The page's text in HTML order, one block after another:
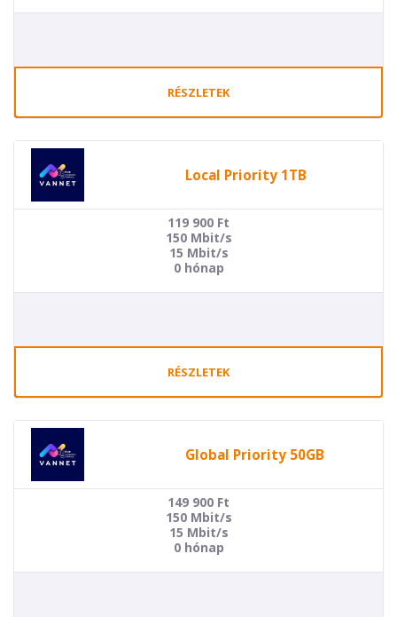
RÉSZLETEK
Local Priority 1TB
119 900 Ft
150 Mbit/s
15 Mbit/s
0 hónap
RÉSZLETEK
Global Priority 50GB
149 900 Ft
150 Mbit/s
15 Mbit/s
0 hónap